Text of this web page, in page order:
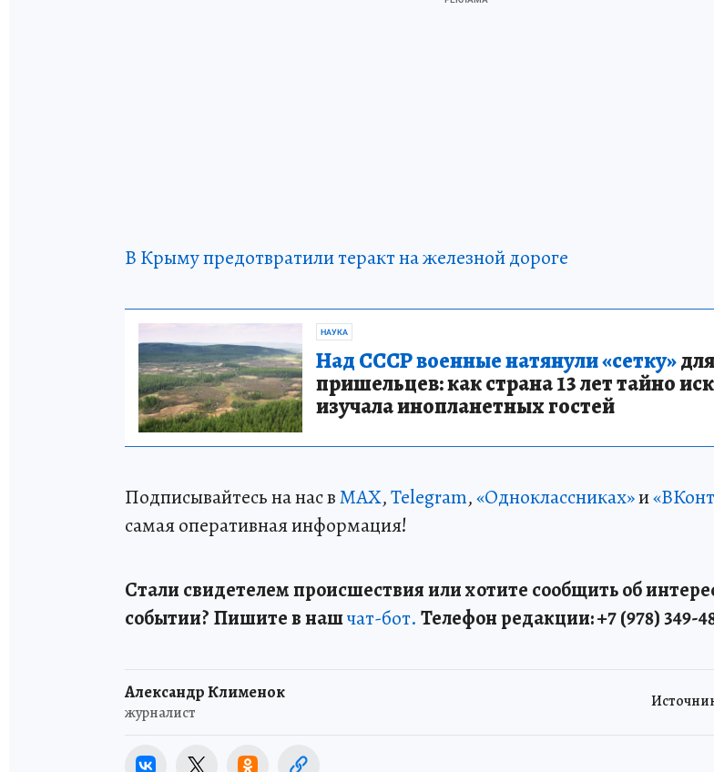
В Крыму предотвратили теракт на железной дороге
НАУКА
Над СССР военные натянули «сетку»для
пришельцев: как страна 13 лет тайно
изучала инопланетных гостей
Подписывайтесь на нас вMAX,Telegram,«Одноклассниках»и
самая оперативная информация!
Стали свидетелем происшествия или хотите сообщить об
событии? Пишите в нашчат-бот. Телефон редакции: +7 (978) 349-
Александр Клименок
журналист